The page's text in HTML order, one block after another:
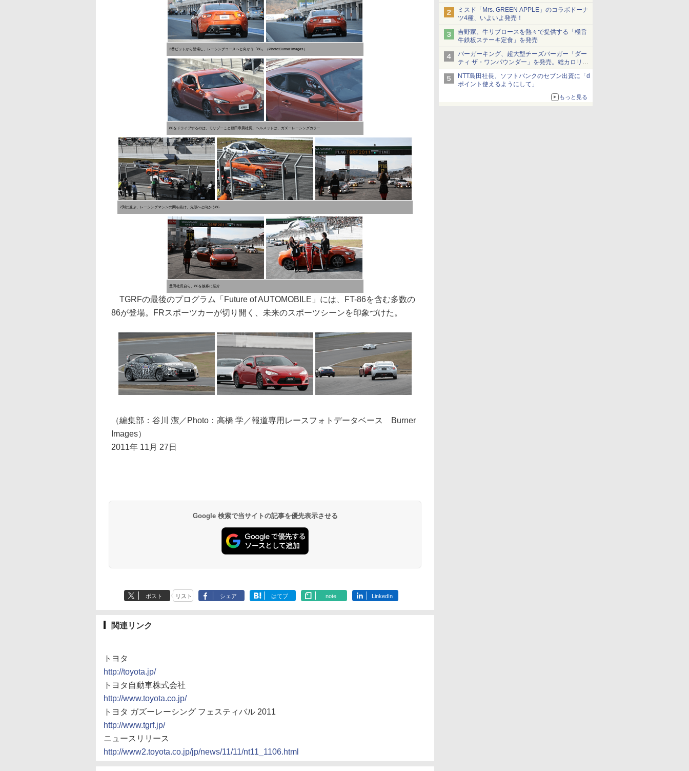
ミスド「Mrs. GREEN APPLE」のコラボドーナ
ツ4種、いよいよ発売！
吉野家、牛リブロースを熱々で提供する「極旨
牛鉄板ステーキ定食」を発売
バーガーキング、超大型チーズバーガー「ダー
ティ ザ・ワンパウンダー」を発売。総カロリー
約1656kcal、総重量約527g！
NTT島田社長、ソフトバンクのセブン出資に「d
ポイント使えるようにして」
もっと見る
2番ピットから登場し、レーシングコースへと向かう「86」（Photo:Burner Images）
86をドライブするのは、モリゾーこと豊田章男社長。ヘルメットは、ガズーレーシングカラー
2列に並ぶ、レーシングマシンの間を抜け、先頭へと向かう86
豊田社長自ら、86を観客に紹介
TGRFの最後のプログラム「Future of AUTOMOBILE」には、FT-86を含む多数の
86が登場。FRスポーツカーが切り開く、未来のスポーツシーンを印象づけた。
（編集部：谷川 潔／Photo：高橋 学／報道専用レースフォトデータベース Burner
Images）
2011年 11月 27日
Google 検索で当サイトの記事を優先表示させる
ポスト リスト シェア はてブ note LinkedIn
関連リンク
トヨタ
http://toyota.jp/
トヨタ自動車株式会社
http://www.toyota.co.jp/
トヨタ ガズーレーシング フェスティバル 2011
http://www.tgrf.jp/
ニュースリリース
http://www2.toyota.co.jp/jp/news/11/11/nt11_1106.html